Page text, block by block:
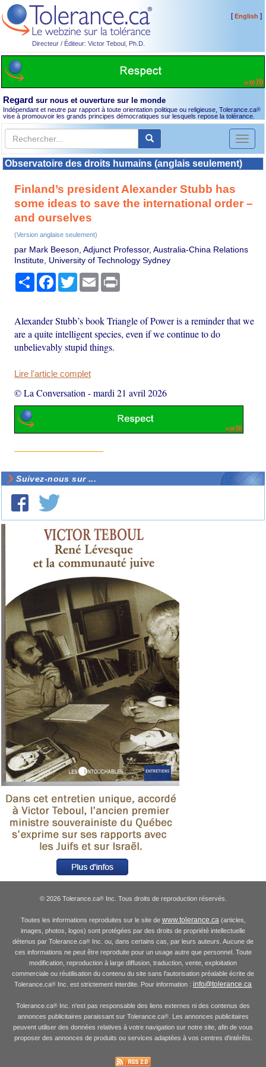
Directeur / Éditeur: Victor Teboul, Ph.D.
[English ]
Regard sur nous et ouverture sur le monde
Indépendant et neutre par rapport à toute orientation politique ou religieuse, Tolerance.ca®
vise à promouvoir les grands principes démocratiques sur lesquels repose la tolérance.
Toggle
Observatoire des droits humains (anglais seulement)
Finland’s president Alexander Stubb has
some ideas to save the international order –
and ourselves
(Version anglaise seulement)
par Mark Beeson, Adjunct Professor, Australia-China Relations
Institute, University of Technology Sydney
PartagerFacebook
TwitterEmail
Alexander Stubb’s book Triangle of Power is a reminder that we
are a quite intelligent species, even if we continue to do
unbelievably stupid things.
Lire l'article complet
© La Conversation -mardi 21 avril 2026
Suivez-nous sur ...
© 2026 Tolerance.ca®Inc. Tous droits de reproduction réservés.
Toutes les informations reproduites sur le site de www.tolerance.ca(articles,
images, photos, logos) sont protégées par des droits de propriété intellectuelle
détenus par Tolerance.ca® Inc. ou, dans certains cas, par leurs auteurs. Aucune de
ces informations ne peut être reproduite pour un usage autre que personnel. Toute
modification, reproduction à large diffusion, traduction, vente, exploitation
commerciale ou réutilisation du contenu du site sans l'autorisation préalable écrite de
Tolerance.ca® Inc. est strictement interdite. Pour information : info@tolerance.ca
Tolerance.ca® Inc. n'est pas responsable des liens externes ni des contenus des
annonces publicitaires paraissant sur Tolerance.ca®. Les annonces publicitaires
peuvent utiliser des données relatives à votre navigation sur notre site, afin de vous
proposer des annonces de produits ou services adaptées à vos centres d'intérêts.